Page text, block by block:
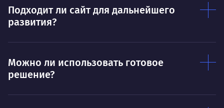
сказано.
О
Подходит ли сайт для дальнейшего
развития?
Можно ли использовать готовое
решение?